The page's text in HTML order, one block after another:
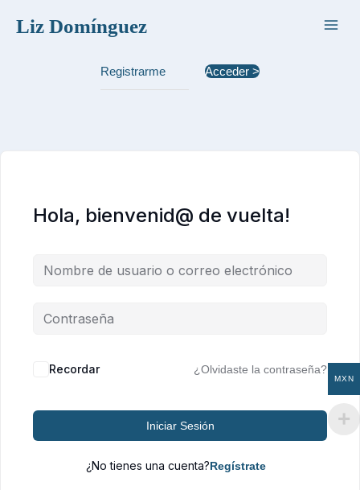
Liz Domínguez
Registrarme Acceder >
Hola, bienvenid@ de vuelta!
Recordar ¿Olvidaste la contraseña?
Iniciar Sesión
¿No tienes una cuenta?
MXN